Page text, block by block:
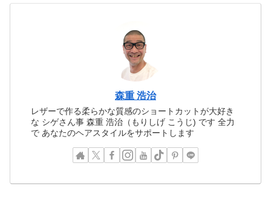
森重 浩治
レザーで作る柔らかな質感のショートカットが大好き
な シゲさん事 森重 浩治（もりしげ こうじ) です 全力
で あなたのヘアスタイルをサポートします